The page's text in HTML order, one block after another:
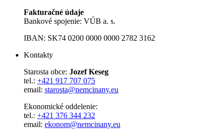
Fakturačné údaje
Bankové spojenie: VÚB a. s.
IBAN: SK74 0200 0000 0000 2782 3162
Kontakty
Starosta obce: Jozef Keseg
tel.: +421 917 707 075
email: starosta@nemcinany.eu
Ekonomické oddelenie:
tel.: +421 376 344 232
email: ekonom@nemcinany.eu